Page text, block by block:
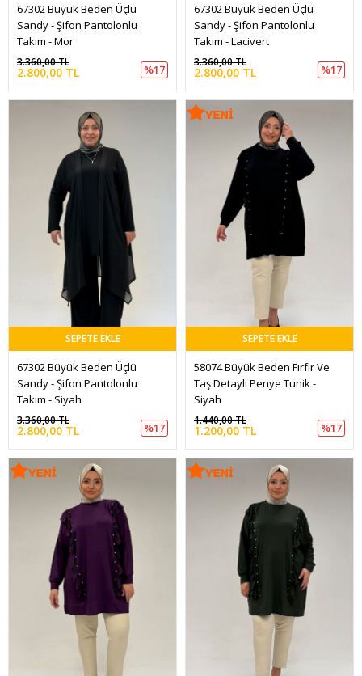
67302 Büyük Beden Üçlü
Sandy - Şifon Pantolonlu
Takım - Mor
2.800,00 TL
3.360,00 TL
%17
67302 Büyük Beden Üçlü
Sandy - Şifon Pantolonlu
Takım - Lacivert
2.800,00 TL
3.360,00 TL
%17
SEPETE EKLE
67302 Büyük Beden Üçlü
Sandy - Şifon Pantolonlu
Takım - Siyah
2.800,00 TL
3.360,00 TL
%17
SEPETE EKLE
58074 Büyük Beden Fırfır Ve
Taş Detaylı Penye Tunik -
Siyah
1.200,00 TL
1.440,00 TL
%17